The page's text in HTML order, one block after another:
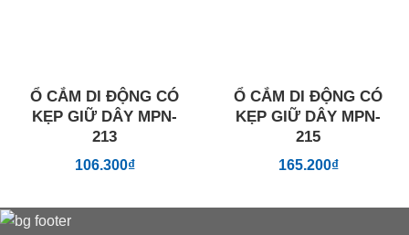
Ổ CẮM DI ĐỘNG CÓ
KẸP GIỮ DÂY MPN-
213
106.300₫
Ổ CẮM DI ĐỘNG CÓ
KẸP GIỮ DÂY MPN-
215
165.200₫